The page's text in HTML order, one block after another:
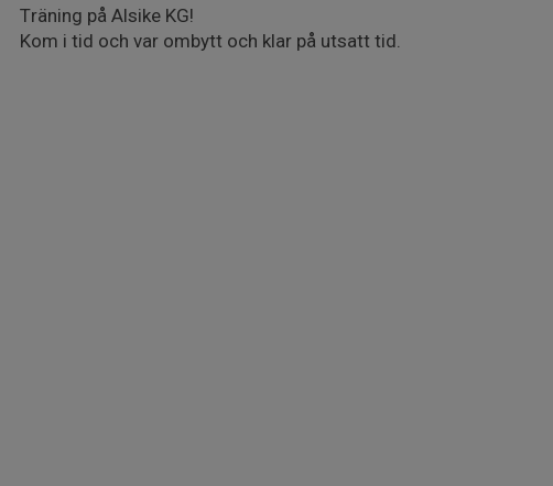
Träning på Alsike KG!
Kom i tid och var ombytt och klar på utsatt tid.